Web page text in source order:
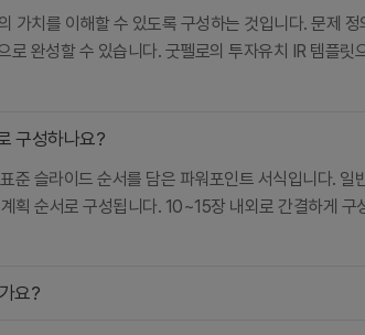
가치를 이해할 수 있도록 구성하는 것입니다. 문제
로 완성할 수 있습니다. 굿펠로의 투자유치 IR 템플
구성하나요?
준 슬라이드 순서를 담은 파워포인트 서식입니다.
획 순서로 구성됩니다. 10~15장 내외로 간결하게
요?